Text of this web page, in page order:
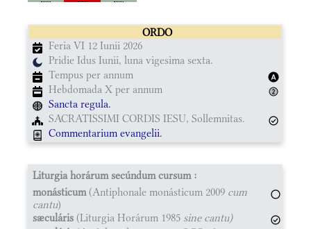
ORDO
Feria VI 12 Iunii 2026
Pridie Idus Iunii, luna vigesima sexta.
Tempus per annum
Hebdomada X per annum
Sancta regula.
SACRATISSIMI CORDIS IESU, Sollemnitas.
Commentarium evangelii.
Liturgia horárum secúndum cursum :
monásticum(Antiphonale monásticum 2009 cum
cantu)
sæculáris (Liturgia Horárum 1985 sine cantu)